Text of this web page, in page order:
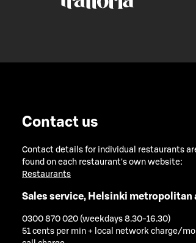
Contact us
Contact details for individual restaurants
found on each restaurant's own website:
Restaurants
Sales service, Helsinki metropolitan
0300 870 020 (weekdays 8.30-16.30)
51 cents per min + local network charge/